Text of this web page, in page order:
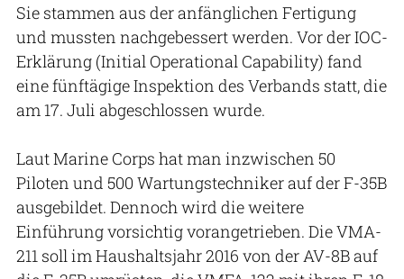
Sie stammen aus der anfänglichen Fertigung
und mussten nachgebessert werden. Vor der IOC-
Erklärung (Initial Operational Capability) fand
eine fünftägige Inspektion des Verbands statt, die
am 17. Juli abgeschlossen wurde.
Laut Marine Corps hat man inzwischen 50
Piloten und 500 Wartungstechniker auf der F-35B
ausgebildet. Dennoch wird die weitere
Einführung vorsichtig vorangetrieben. Die VMA-
211 soll im Haushaltsjahr 2016 von der AV-8B auf